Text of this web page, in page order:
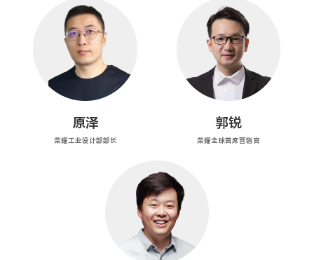
原泽
荣耀工业设计部部长
郭锐
荣耀全球首席营销官